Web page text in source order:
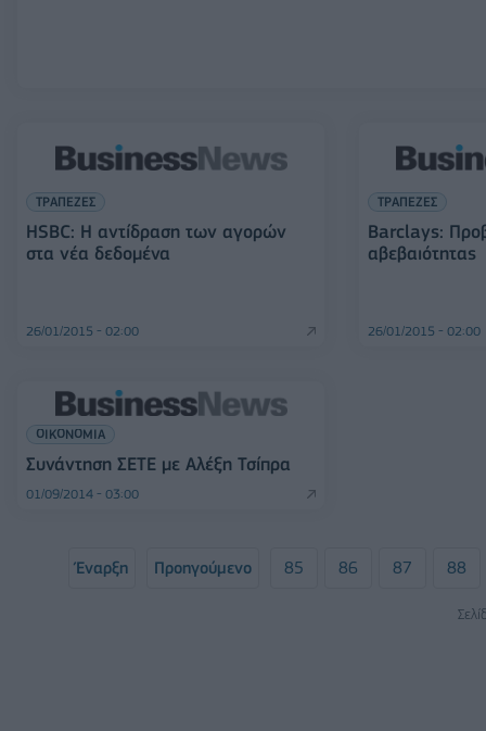
ΤΡΑΠΕΖΕΣ
HSBC: Η αντίδραση των αγορών
στα νέα δεδομένα
26/01/2015 - 02:00
ΤΡΑΠΕΖΕΣ
Barclays:
αβεβαιότητας
26/01/2015 - 02:00
ΟΙΚΟΝΟΜΙΑ
Συνάντηση ΣΕΤΕ με Αλέξη Τσίπρα
01/09/2014 - 03:00
Έναρξη Προηγούμενο 85 86 87 88